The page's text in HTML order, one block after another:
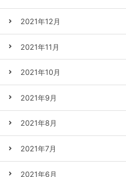
2021年12月
2021年11月
2021年10月
2021年9月
2021年8月
2021年7月
2021年6月